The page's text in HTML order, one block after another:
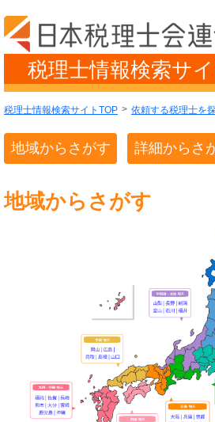
税理士情報検索サイ
税理士情報検索サイトTOP 依頼する税理士を
地域からさがす 詳細からさ
地域からさがす